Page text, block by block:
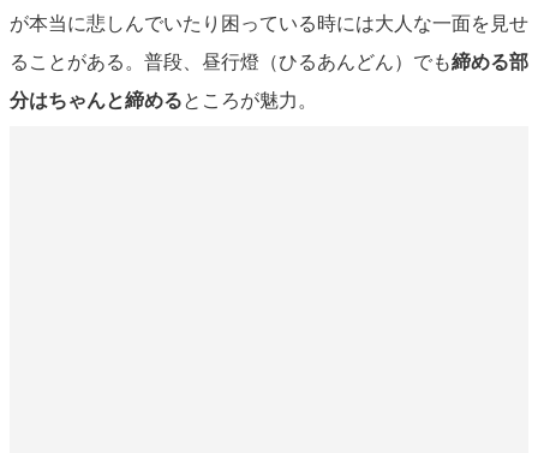
が本当に悲しんでいたり困っている時には大人な一面を見せ
ることがある。普段、昼行燈（ひるあんどん）でも締める部
分はちゃんと締めるところが魅力。